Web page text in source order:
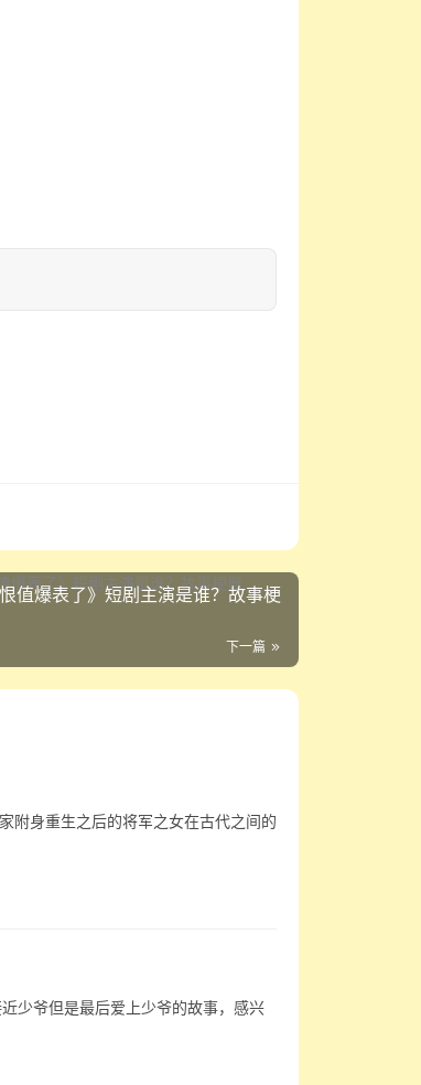
值爆表了》短剧主演是谁？故事梗
下一篇
附身重生之后的将军之女在古代之间的
少爷但是最后爱上少爷的故事，感兴